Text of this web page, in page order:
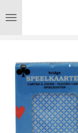
direct
hoofdinhoud